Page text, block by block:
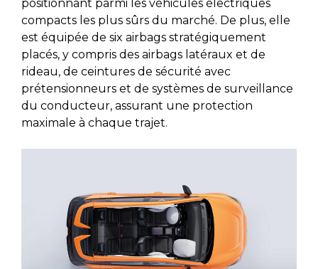
positionnant parmi les véhicules électriques
compacts les plus sûrs du marché. De plus, elle
est équipée de six airbags stratégiquement
placés, y compris des airbags latéraux et de
rideau, de ceintures de sécurité avec
prétensionneurs et de systèmes de surveillance
du conducteur, assurant une protection
maximale à chaque trajet.